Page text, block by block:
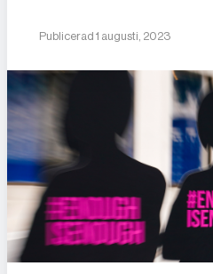
Publicerad 1 augusti, 2023